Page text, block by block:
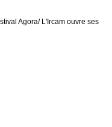
Agora/ L'Ircam ouvre ses